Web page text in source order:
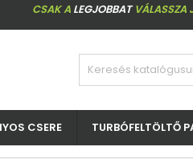
CSAK A LEGJOBBATVÁLASSZA
CSERE TURBÓFELTÖLTŐ